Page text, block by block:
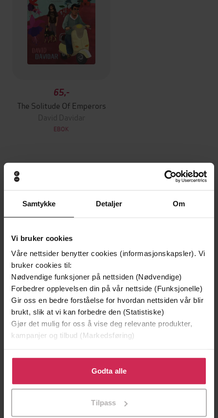
Samtykke Detaljer Om
Vi bruker cookies
Våre nettsider benytter cookies (informasjonskapsler). Vi
bruker cookies til:
Nødvendige funksjoner på nettsiden (Nødvendige)
Forbedrer opplevelsen din på vår nettside (Funksjonelle)
Gir oss en bedre forståelse for hvordan nettsiden vår blir
brukt, slik at vi kan forbedre den (Statistiske)
Gjør det mulig for oss å vise deg relevante produkter,
kampanjer og tilbud (Markedsføring)
Klikk på «Godta alle» for å gi oss ditt samtykke til å
bruke cookies for alle disse formålene. Du kan også
tilpasse ditt samtykke til spesifikke formål ved å klikke
Godta alle
Tilpass
65,-
The Solitude Of Emperors
David Davidar
EBOK
Andre har også kjøpt
Premium
Vinner av Rivertonprisen
199,-
EBOK
Premium
Første gang på tilbud
349,-
EBOK